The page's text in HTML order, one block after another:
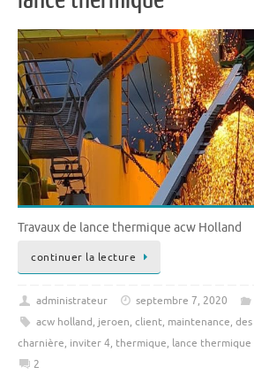
Travaux de lance thermique acw Holland
continuer la lecture
administrateur septembre 7, 2020
acw holland, jeroen, client, maintenance,
charnière, inviter 4, thermique, lance thermique
2